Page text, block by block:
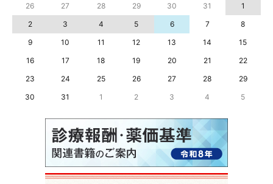
26 27 28 29 30 31
1
2
3 4 5 6 7
8
9
10 11 12 13 14
15
16
17 18 19 20 21
22
23
24 25 26 27 28
29
30
31 1 2 3 4 5